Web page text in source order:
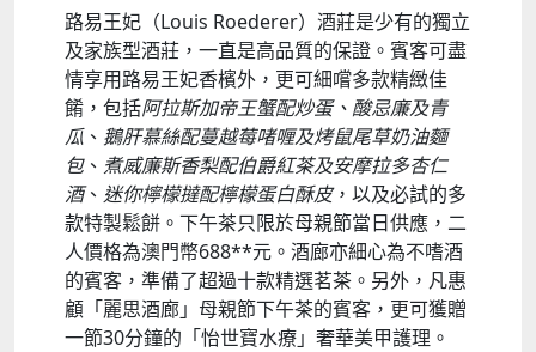
路易王妃（Louis Roederer）酒莊是少有的獨立
及家族型酒莊，一直是高品質的保證。賓客可盡
情享用路易王妃香檳外，更可細嚐多款精緻佳
餚，包括阿拉斯加帝王蟹配炒蛋、酸忌廉及青
瓜、 鵝肝慕絲配蔓越莓啫喱及烤鼠尾草奶油麵
包、 煮威廉斯香梨配伯爵紅茶及安摩拉多杏仁
酒、 迷你檸檬撻配檸檬蛋白酥皮，以及必試的多
款特製鬆餅。下午茶只限於母親節當日供應，二
人價格為澳門幣688**元。酒廊亦細心為不嗜酒
的賓客，準備了超過十款精選茗茶。另外，凡惠
顧「麗思酒廊」母親節下午茶的賓客，更可獲贈
一節30分鐘的「怡世寶水療」奢華美甲護理。